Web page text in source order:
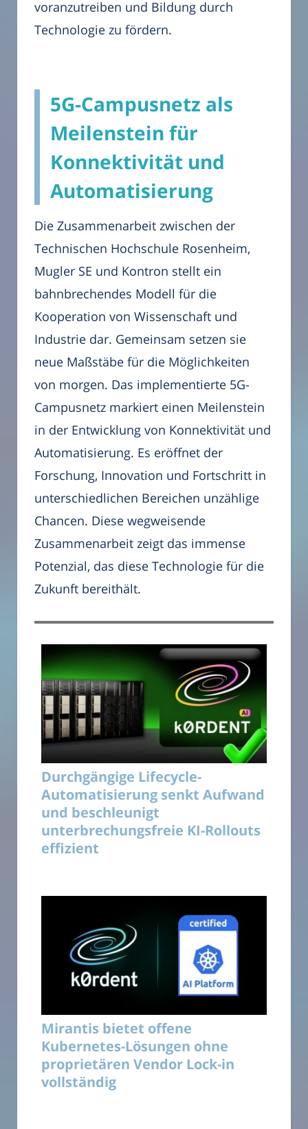
voranzutreiben und Bildung durch
Technologie zu fördern.
5G-Campusnetz als
Meilenstein für
Konnektivität und
Automatisierung
Die Zusammenarbeit zwischen der
Technischen Hochschule Rosenheim,
Mugler SE und Kontron stellt ein
bahnbrechendes Modell für die
Kooperation von Wissenschaft und
Industrie dar. Gemeinsam setzen sie
neue Maßstäbe für die Möglichkeiten
von morgen. Das implementierte 5G-
Campusnetz markiert einen Meilenstein
in der Entwicklung von Konnektivität und
Automatisierung. Es eröffnet der
Forschung, Innovation und Fortschritt in
unterschiedlichen Bereichen unzählige
Chancen. Diese wegweisende
Zusammenarbeit zeigt das immense
Potenzial, das diese Technologie für die
Zukunft bereithält.
Durchgängige Lifecycle-
Automatisierung senkt Aufwand
und beschleunigt
unterbrechungsfreie KI-Rollouts
effizient
Mirantis bietet offene
Kubernetes-Lösungen ohne
proprietären Vendor Lock-in
vollständig